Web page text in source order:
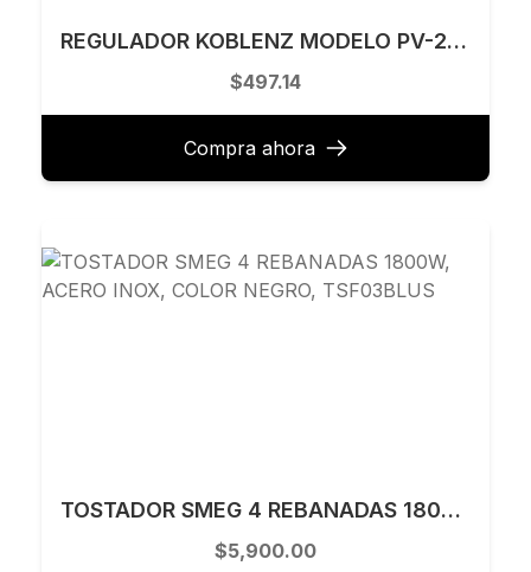
REGULADOR KOBLENZ MODELO PV-2500D
$497.14
Compra ahora
TOSTADOR SMEG 4 REBANADAS 1800W, ACERO INOX, COLOR NEGRO, TSF03BLUS
$5,900.00